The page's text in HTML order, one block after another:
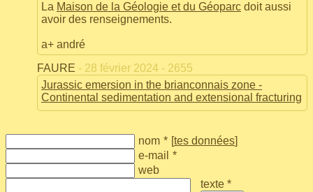
La Maison de la Géologie et du Géoparc doit aussi
avoir des renseignements.
a+ andré
FAURE - 28 février 2024 - 2655
Jurassic emersion in the brianconnais zone -
Continental sedimentation and extensional fracturing
nom * [tes données]
e-mail *
web
texte *